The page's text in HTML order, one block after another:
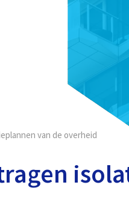
van de overheid